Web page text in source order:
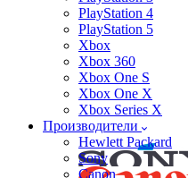
PlayStation 4
PlayStation 5
Xbox
Xbox 360
Xbox One S
Xbox One X
Xbox Series X
Производители
Hewlett Packard
Sony
Canon